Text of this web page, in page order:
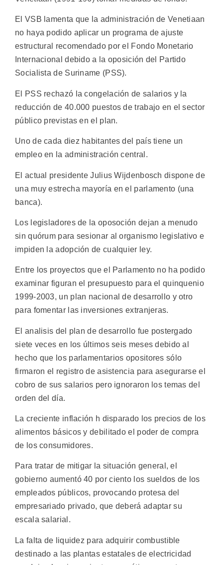
El VSB lamenta que la administración de Venetiaan
no haya podido aplicar un programa de ajuste
estructural recomendado por el Fondo Monetario
Internacional debido a la oposición del Partido
Socialista de Suriname (PSS).
El PSS rechazó la congelación de salarios y la
reducción de 40.000 puestos de trabajo en el sector
público previstas en el plan.
Uno de cada diez habitantes del país tiene un
empleo en la administración central.
El actual presidente Julius Wijdenbosch dispone de
una muy estrecha mayoría en el parlamento (una
banca).
Los legisladores de la oposoción dejan a menudo
sin quórum para sesionar al organismo legislativo e
impiden la adopción de cualquier ley.
Entre los proyectos que el Parlamento no ha podido
examinar figuran el presupuesto para el quinquenio
1999-2003, un plan nacional de desarrollo y otro
para fomentar las inversiones extranjeras.
El analisis del plan de desarrollo fue postergado
siete veces en los últimos seis meses debido al
hecho que los parlamentarios opositores sólo
firmaron el registro de asistencia para asegurarse el
cobro de sus salarios pero ignoraron los temas del
orden del día.
La creciente inflación h disparado los precios de los
alimentos básicos y debilitado el poder de compra
de los consumidores.
Para tratar de mitigar la situación general, el
gobierno aumentó 40 por ciento los sueldos de los
empleados públicos, provocando protesa del
empresariado privado, que deberá adaptar su
escala salarial.
La falta de liquidez para adquirir combustible
destinado a las plantas estatales de electricidad